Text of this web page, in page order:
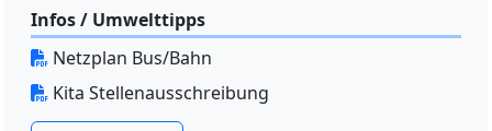
Infos / Umwelttipps
Netzplan Bus/Bahn
Kita Stellenausschreibung